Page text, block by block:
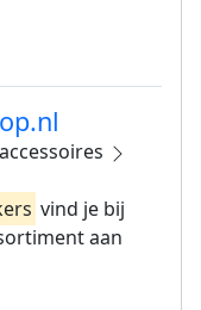
accessoires
vind je bij
aan